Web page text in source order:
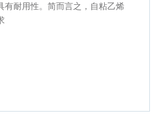
有耐用性。简而言之，自粘乙烯